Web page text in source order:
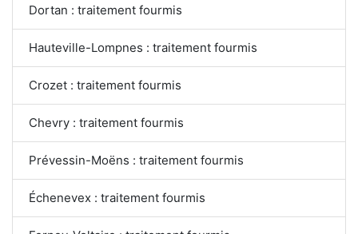
Dortan : traitement fourmis
Hauteville-Lompnes : traitement fourmis
Crozet : traitement fourmis
Chevry : traitement fourmis
Prévessin-Moëns : traitement fourmis
Échenevex : traitement fourmis